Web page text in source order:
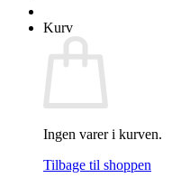
Kurv
Ingen varer i kurven.
Tilbage til shoppen